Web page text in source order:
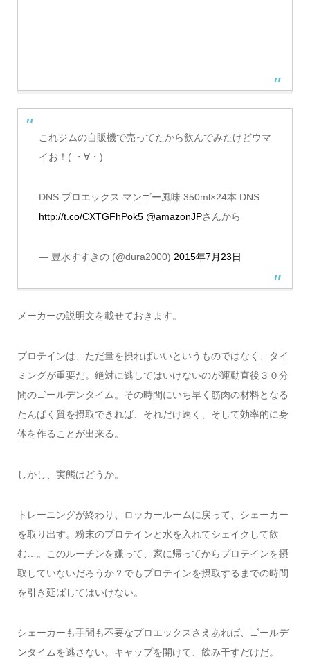
これジムの自販機で売ってたから飲んでみたけどウマ
イお！( ・∀・)
DNS プロエックス マンゴー風味 350ml×24本 DNS
http://t.co/CXTGFhPok5 @amazonJPさんから
— 豊水すすきの (@dura2000) 2015年7月23日
メーカーの説明文を載せておきます。
プロテインは、ただ量を摂ればいいというものではなく、タイ
ミングが重要だ。絶対に逃してはいけないのが運動直後３０分
間のゴールデンタイム。その時間にいち早く筋肉の材料となる
たんぱく質を摂取できれば、それだけ速く、そして効率的に身
体を作ることが出来る。
しかし、実態はどうか。
トレーニングが終わり、ロッカールームに戻って、シェーカー
を取り出す。粉末のプロテインと水を入れてシェイクして飲
む…。このルーチンを嫌って、家に帰ってからプロテインを摂
取していないだろうか？でもプロテインを摂取するまでの時間
を引き延ばしてはいけない。
シェーカーも手間も不要なプロエックスさえあれば、ゴールデ
ンタイムを逃さない。キャップを開けて、飲み干すだけだ。